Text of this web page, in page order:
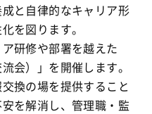
と自律的なキャリア形
を図ります。
研修や部署を越えた
会）」を開催します。
換の場を提供すること
を解消し、管理職・監